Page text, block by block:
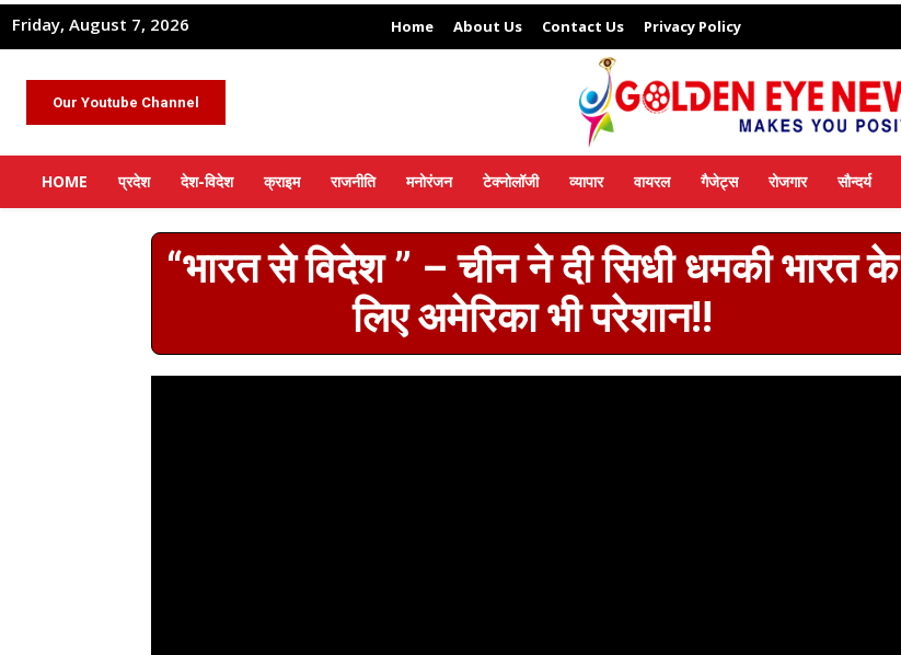
Friday, August 7, 2026 Home About Us Contact Us Privacy Policy
Our Youtube Channel
HOME प्रदेश देश-विदेश क्राइम राजनीति मनोरंजन टेक्नोलॉजी व्यापार वायरल गैजेट्स रोजगार सौन्दर्य
“भारत से विदेश ” – चीन ने दी सिधी धमकी भारत के
लिए अमेरिका भी परेशान!!